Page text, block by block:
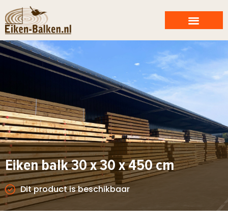
Eiken balk 30 x 30 x 450 cm
Dit product is beschikbaar